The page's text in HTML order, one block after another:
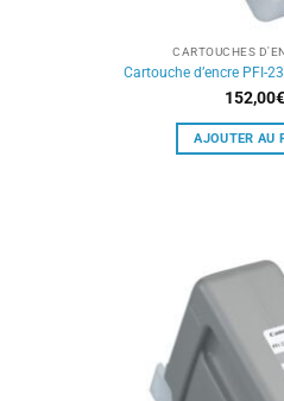
CARTOUCHES
Cartouche d’encre PFI-
152,00€
AJOUTER AU